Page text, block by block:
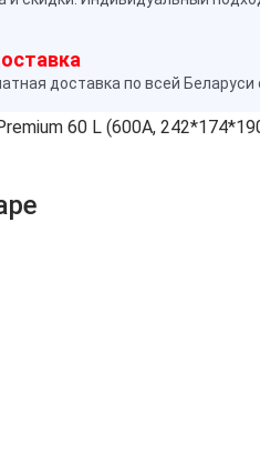
доставка по всей
60 L (600A,